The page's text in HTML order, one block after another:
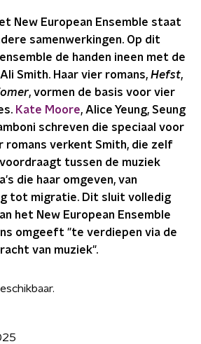
New European Ensemble staat
samenwerkingen. Op dit
de handen ineen met de
Smith. Haar vier romans, Hefst,
, vormen de basis voor vier
Kate Moore, Alice Yeung, Seung
schreven die speciaal voor
romans verkent Smith, die zelf
tussen de muziek
die haar omgeven, van
tot migratie. Dit sluit volledig
het New European Ensemble
omgeeft "te verdiepen via de
van muziek".